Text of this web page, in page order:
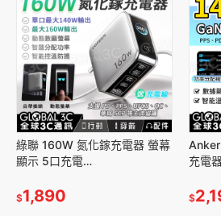
綠聯 160W 氮化鎵充電器 螢幕
顯示 5口充電
140W 摺疊插頭 筆電 快充
$1,890
充電
$